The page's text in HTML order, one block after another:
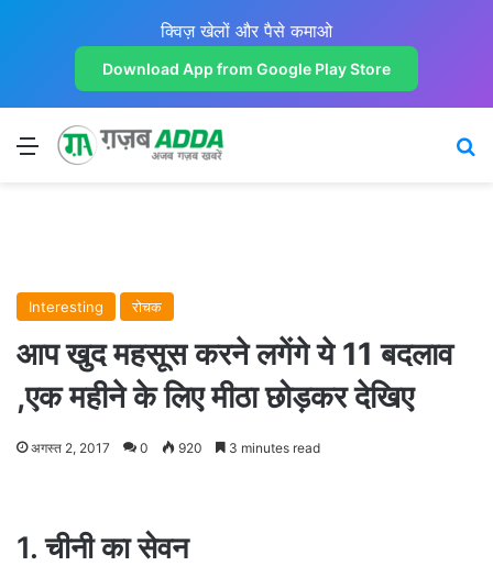
क्विज़ खेलों और पैसे कमाओ
Download App from Google Play Store
Menu
Interesting रोचक
आप खुद महसूस करने लगेंगे ये 11 बदलाव
,एक महीने के लिए मीठा छोड़कर देखिए
अगस्त 2, 2017 0 920 3 minutes read
1. चीनी का सेवन